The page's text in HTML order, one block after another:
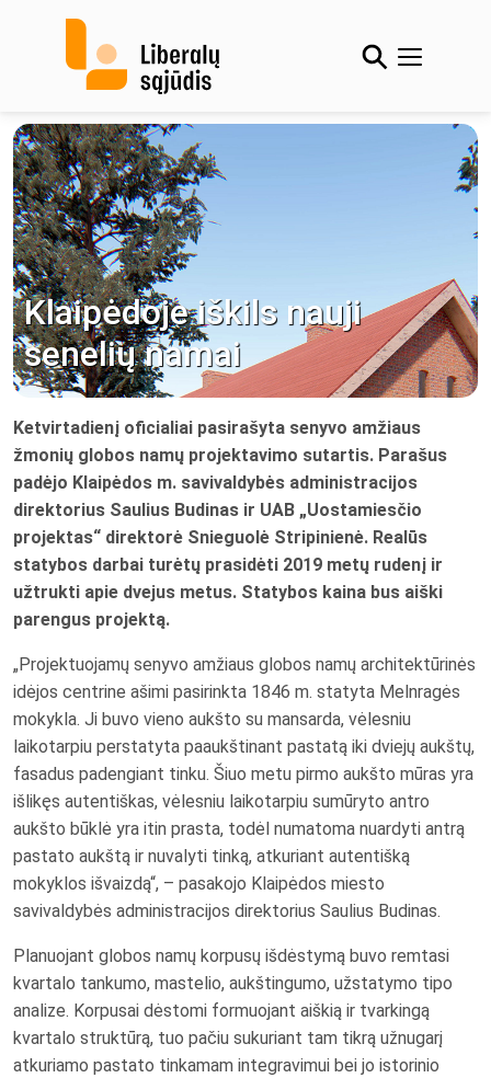
Klaipėdoje iškils nauji
senelių namai
Ketvirtadienį oficialiai pasirašyta senyvo amžiaus
žmonių globos namų projektavimo sutartis. Parašus
padėjo Klaipėdos m. savivaldybės administracijos
direktorius Saulius Budinas ir UAB „Uostamiesčio
projektas“ direktorė Snieguolė Stripinienė. Realūs
statybos darbai turėtų prasidėti 2019 metų rudenį ir
užtrukti apie dvejus metus. Statybos kaina bus aiški
parengus projektą.
„Projektuojamų senyvo amžiaus globos namų architektūrinės
idėjos centrine ašimi pasirinkta 1846 m. statyta Melnragės
mokykla. Ji buvo vieno aukšto su mansarda, vėlesniu
laikotarpiu perstatyta paaukštinant pastatą iki dviejų aukštų,
fasadus padengiant tinku. Šiuo metu pirmo aukšto mūras yra
išlikęs autentiškas, vėlesniu laikotarpiu sumūryto antro
aukšto būklė yra itin prasta, todėl numatoma nuardyti antrą
pastato aukštą ir nuvalyti tinką, atkuriant autentišką
mokyklos išvaizdą“, – pasakojo Klaipėdos miesto
savivaldybės administracijos direktorius Saulius Budinas.
Planuojant globos namų korpusų išdėstymą buvo remtasi
kvartalo tankumo, mastelio, aukštingumo, užstatymo tipo
analize. Korpusai dėstomi formuojant aiškią ir tvarkingą
kvartalo struktūrą, tuo pačiu sukuriant tam tikrą užnugarį
atkuriamo pastato tinkamam integravimui bei jo istorinio